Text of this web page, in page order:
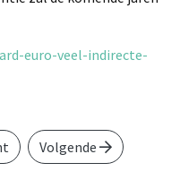
euro-veel-indirecte-
Volgende